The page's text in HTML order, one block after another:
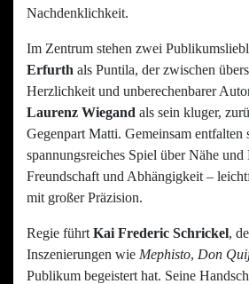
Nachdenklichkeit.
Im Zentrum stehen zwei
Erfurth als Puntila, der zwischen
Herzlichkeit und unberechenbarer
Laurenz Wiegand als sein kluger,
Gegenpart Matti. Gemeinsam entfalten
spannungsreiches Spiel über Nähe und
Freundschaft und Abhängigkeit –
mit großer Präzision.
Regie führt Kai Frederic Schrickel,
Inszenierungen wie Mephisto, Don
Publikum begeistert hat. Seine